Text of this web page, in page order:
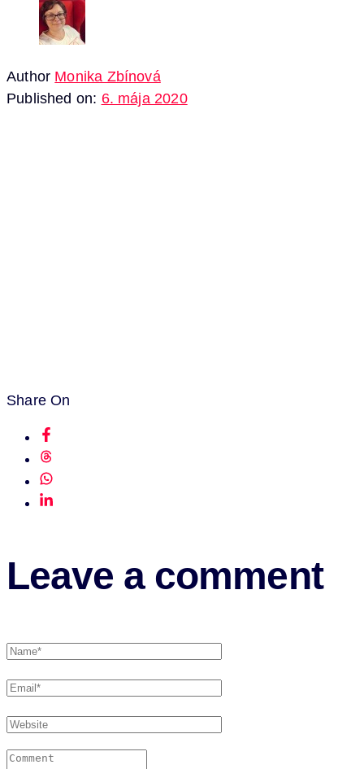
Author Monika Zbínová
Published on: 6. mája 2020
Share On
Leave a comment